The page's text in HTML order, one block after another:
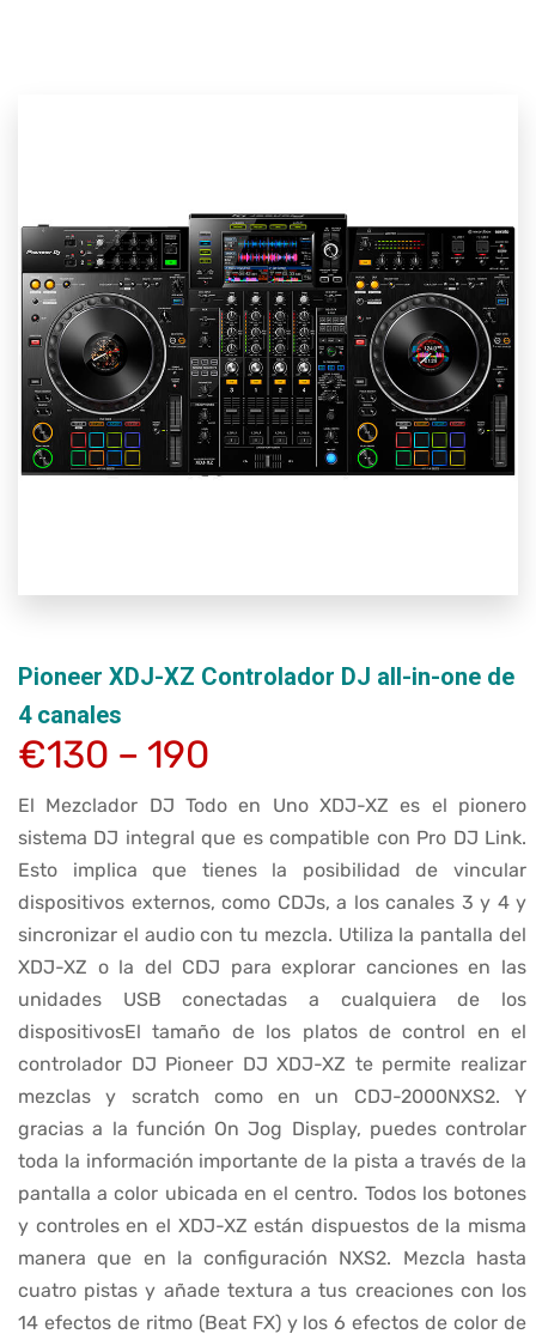
Pioneer XDJ-XZ Controlador DJ all-in-one de
4 canales
€130 – 190
El Mezclador DJ Todo en Uno XDJ-XZ es el pionero
sistema DJ integral que es compatible con Pro DJ Link.
Esto implica que tienes la posibilidad de vincular
dispositivos externos, como CDJs, a los canales 3 y 4 y
sincronizar el audio con tu mezcla. Utiliza la pantalla del
XDJ-XZ o la del CDJ para explorar canciones en las
unidades USB conectadas a cualquiera de los
dispositivosEl tamaño de los platos de control en el
controlador DJ Pioneer DJ XDJ-XZ te permite realizar
mezclas y scratch como en un CDJ-2000NXS2. Y
gracias a la función On Jog Display, puedes controlar
toda la información importante de la pista a través de la
pantalla a color ubicada en el centro. Todos los botones
y controles en el XDJ-XZ están dispuestos de la misma
manera que en la configuración NXS2. Mezcla hasta
cuatro pistas y añade textura a tus creaciones con los
14 efectos de ritmo (Beat FX) y los 6 efectos de color de